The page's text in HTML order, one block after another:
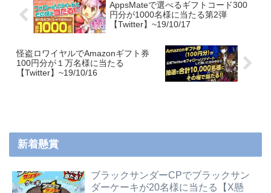
AppsMateで選べるギフトコード300
円分が1000名様に当たる第2弾
【Twitter】~19/10/17
怪盗ロワイヤルでAmazonギフト券
100円分が１万名様に当たる
【Twitter】~19/10/16
新着懸賞
ブラックサンダーCPでブラックサン
ダーケーキが20名様に当たる【X懸